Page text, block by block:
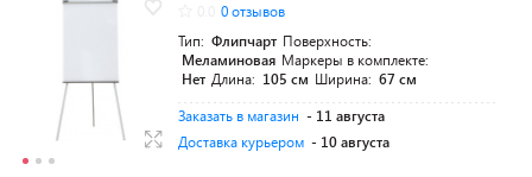
0 отзывов
Тип: Флипчарт Поверхность:
Меламиновая Маркеры в комплекте:
Нет Длина: 105 см Ширина: 67 см
Заказать в магазин - 11 августа
Доставка курьером - 10 августа